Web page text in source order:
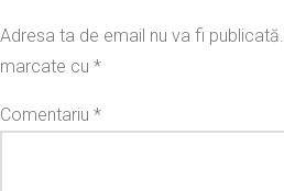
Adresa ta de email nu va fi publicată.
marcate cu *
Comentariu *